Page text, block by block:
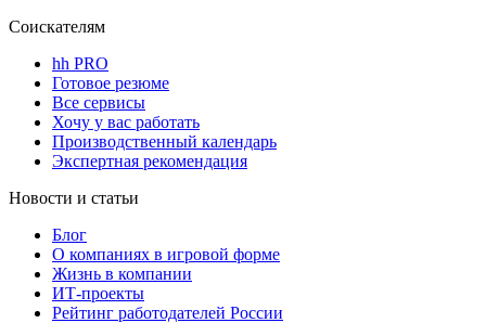
Соискателям
hh PRO
Готовое резюме
Все сервисы
Хочу у вас работать
Производственный календарь
Экспертная рекомендация
Новости и статьи
Блог
О компаниях в игровой форме
Жизнь в компании
ИТ-проекты
Рейтинг работодателей России